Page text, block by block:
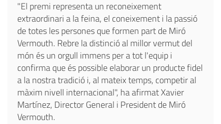
"El premi representa un reconeixement
extraordinari a la feina, el coneixement i la passió
de totes les persones que formen part de Miró
Vermouth. Rebre la distinció al millor vermut del
món és un orgull immens per a tot l'equip i
confirma que és possible elaborar un producte fidel
a la nostra tradició i, al mateix temps, competir al
màxim nivell internacional", ha afirmat Xavier
Martínez, Director General i President de Miró
Vermouth.